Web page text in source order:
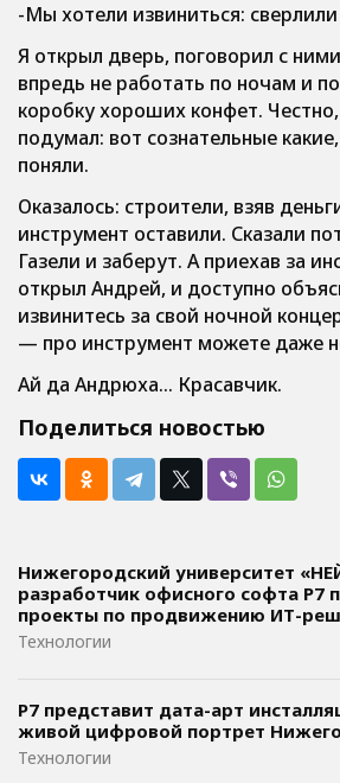
-Мы хотели извиниться:
Я открыл дверь, поговорил с
впредь не работать по ночам и
коробку хороших конфет.
подумал: вот сознательные
поняли.
Оказалось: строители, взяв
инструмент оставили. Сказали
Газели и заберут. А приехав за
открыл Андрей, и доступно
извинитесь за свой ночной
— про инструмент можете даже
Ай да Андрюха… Красавчик.
Поделиться новостью
Нижегородский университет
разработчик офисного софта P7
проекты по продвижению ИТ-
Технологии
Р7 представит дата-арт
живой цифровой портрет
Технологии